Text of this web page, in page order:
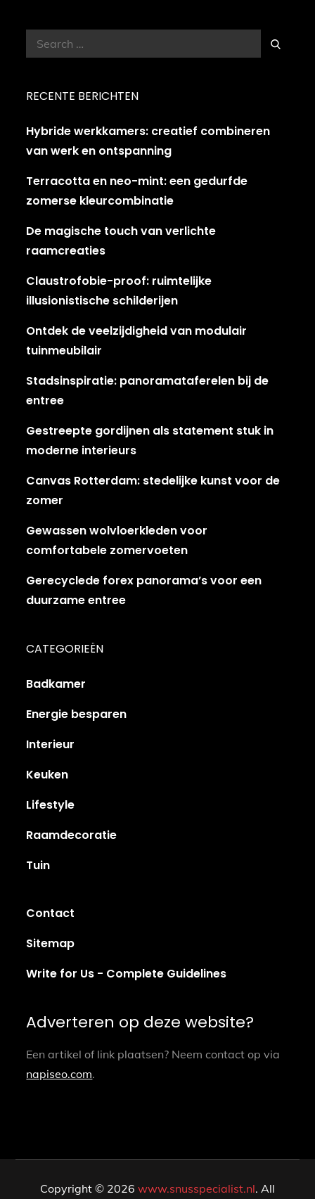
Search
for:
Search
RECENTE BERICHTEN
Hybride werkkamers: creatief combineren
van werk en ontspanning
Terracotta en neo-mint: een gedurfde
zomerse kleurcombinatie
De magische touch van verlichte
raamcreaties
Claustrofobie-proof: ruimtelijke
illusionistische schilderijen
Ontdek de veelzijdigheid van modulair
tuinmeubilair
Stadsinspiratie: panoramataferelen bij de
entree
Gestreepte gordijnen als statement stuk in
moderne interieurs
Canvas Rotterdam: stedelijke kunst voor de
zomer
Gewassen wolvloerkleden voor
comfortabele zomervoeten
Gerecyclede forex panorama’s voor een
duurzame entree
CATEGORIEËN
Badkamer
Energie besparen
Interieur
Keuken
Lifestyle
Raamdecoratie
Tuin
Contact
Sitemap
Write for Us - Complete Guidelines
Adverteren op deze website?
Een artikel of link plaatsen? Neem contact op via
napiseo.com.
Copyright © 2026 www.snusspecialist.nl. All